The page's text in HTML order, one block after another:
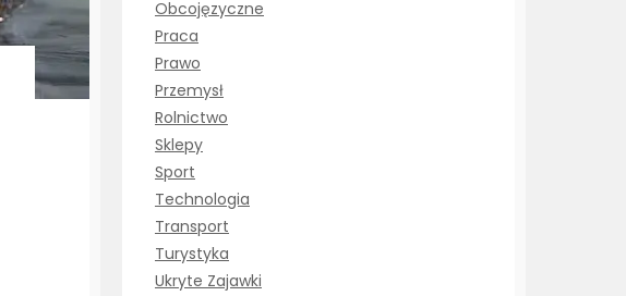
Obcojęzyczne
Praca
Prawo
Przemysł
Rolnictwo
Sklepy
Sport
Technologia
Transport
Turystyka
Ukryte Zajawki